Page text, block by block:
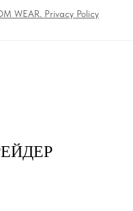
WEAR. Privacy Policy